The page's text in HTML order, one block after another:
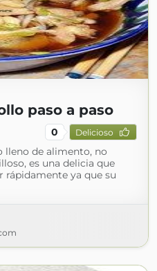
paso a paso
0 Delicioso
lleno de alimento, no
es una delicia que
rápidamente ya que su